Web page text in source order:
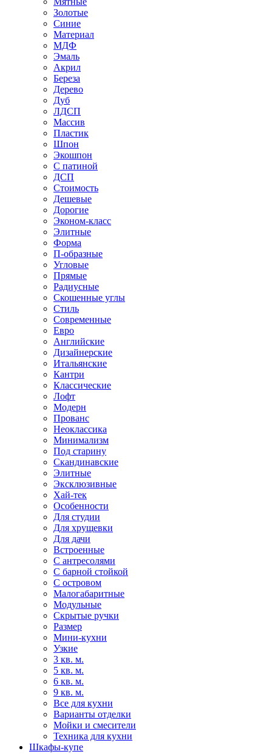
Золотые
Синие
Материал
МДФ
Эмаль
Акрил
Береза
Дерево
Дуб
ЛДСП
Массив
Пластик
Шпон
Экошпон
С патиной
ДСП
Стоимость
Дешевые
Дорогие
Эконом-класс
Элитные
Форма
П-образные
Угловые
Прямые
Радиусные
Скошенные углы
Стиль
Современные
Евро
Английские
Дизайнерские
Итальянские
Кантри
Классические
Лофт
Модерн
Прованс
Неоклассика
Минимализм
Под старину
Скандинавские
Элитные
Эксклюзивные
Хай-тек
Особенности
Для студии
Для хрущевки
Для дачи
Встроенные
С антресолями
С барной стойкой
С островом
Малогабаритные
Модульные
Скрытые ручки
Размер
Мини-кухни
Узкие
3 кв. м.
5 кв. м.
6 кв. м.
9 кв. м.
Все для кухни
Варианты отделки
Мойки и смесители
Техника для кухни
Шкафы-купе